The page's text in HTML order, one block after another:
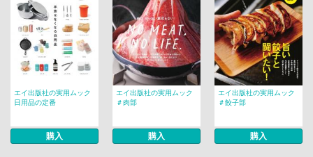
エイ出版社の実用ムック
日用品の定番
購入
エイ出版社の実用ムック
＃肉部
購入
エイ出版社の実用ムック
＃餃子部
購入